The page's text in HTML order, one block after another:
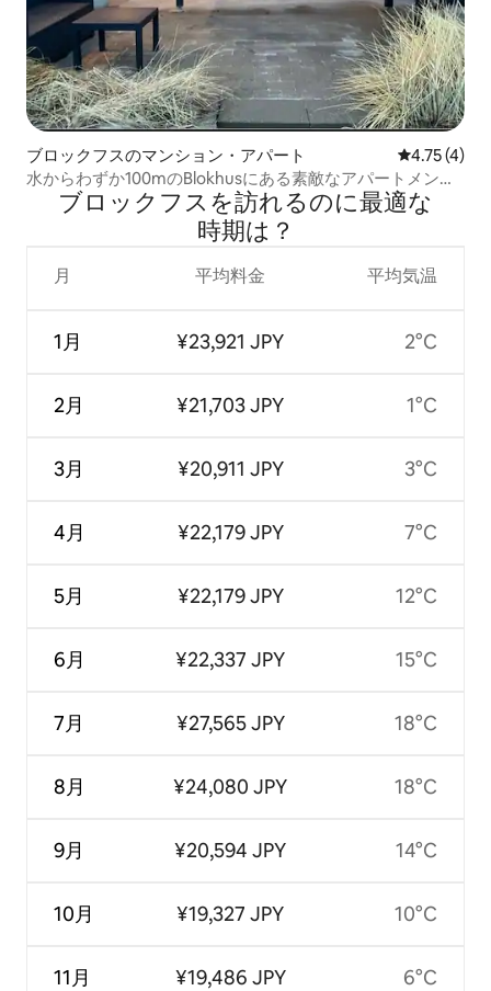
ブロックフスのマンション・アパート レビュー4
4.75 (4)
水からわずか100mのBlokhusにある素敵なアパートメン
ブロックフスを訪⁠れ⁠るの⁠に最⁠適⁠な
時⁠期⁠は⁠？
月
1月
2月
3月
4月
5月
6月
7月
8月
9月
10月
11月
平均料金
¥23,921 JPY
¥21,703 JPY
¥20,911 JPY
¥22,179 JPY
¥22,179 JPY
¥22,337 JPY
¥27,565 JPY
¥24,080 JPY
¥20,594 JPY
¥19,327 JPY
¥19,486 JPY
平均気温
2°C
1°C
3°C
7°C
12°C
15°C
18°C
18°C
14°C
10°C
6°C